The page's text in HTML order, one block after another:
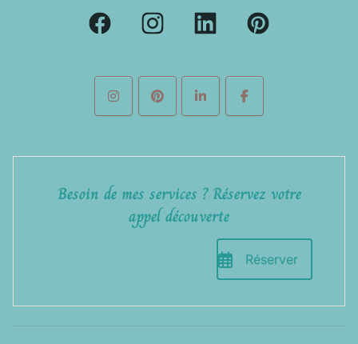
Besoin de mes services ? Réservez votre
appel découverte
Réserver